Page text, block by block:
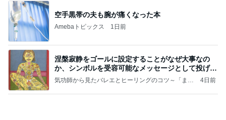
アレク 妹タマラと金魚すくい
Amebaトピックス